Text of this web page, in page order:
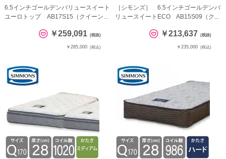
6.5インチゴールデンバリュースイート
ユーロトップ AB17S15（クイーン...
￥259,091 (税抜)
￥285,000 (税込)
［シモンズ］ 6.5インチゴールデンバ
リュースイートECO AB15S09（ク...
￥213,637 (税抜)
￥235,000 (税込)